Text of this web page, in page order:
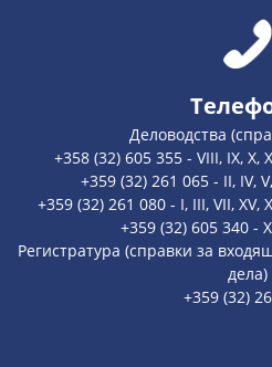
Деловодства
+358 (32) 605 355 - VIII, IX, X,
+359 (32) 261 065 - II, IV,
+359 (32) 261 080 - I, III, VII, XV,
+359 (32) 605 340 -
Регистратура (справки за
дела)
+359 (32)